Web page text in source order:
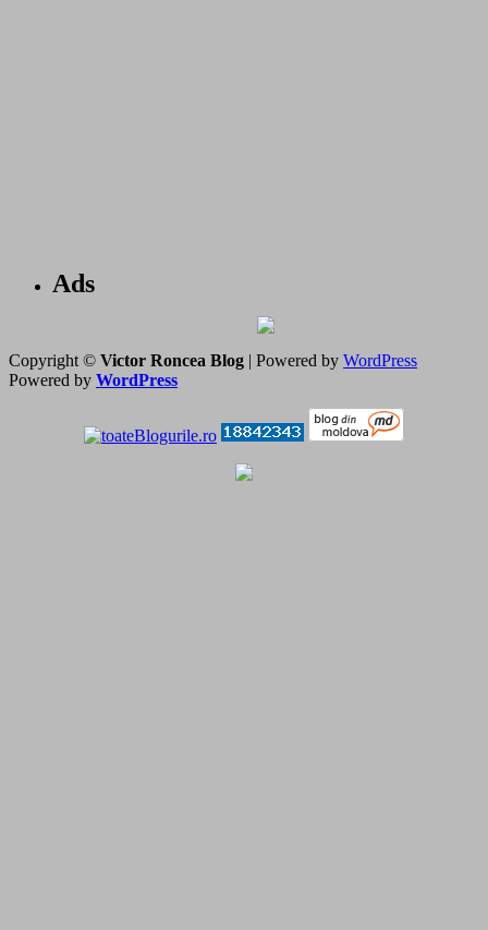
Ads
Copyright © Victor Roncea Blog | Powered by WordPress
Powered by WordPress